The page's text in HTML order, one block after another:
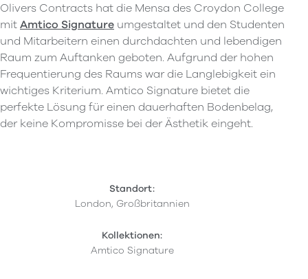
Olivers Contracts hat die Mensa des Croydon College
mitAmtico Signature umgestaltet und den Studenten
und Mitarbeitern einen durchdachten und lebendigen
Raum zum Auftanken geboten. Aufgrund der hohen
Frequentierung des Raums war die Langlebigkeit ein
wichtiges Kriterium. Amtico Signature bietet die
perfekte Lösung für einen dauerhaften Bodenbelag,
der keine Kompromisse bei der Ästhetik eingeht.
Standort:
London, Großbritannien
Kollektionen:
Amtico Signature